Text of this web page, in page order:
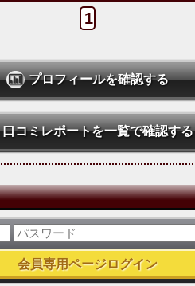
1
プロフィールを確認する
口コミレポートを一覧で確認する